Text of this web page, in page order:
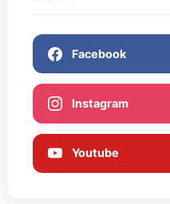
Facebook
Instagram
Youtube